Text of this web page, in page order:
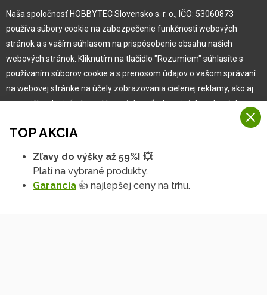
Pre zákazníka
Garancia najlepšej ceny
Užívateľský manuál
Obchodné podmienky
Zákazník & partner
Novinky
TOP AKCIA
Zľavy do výšky až 59%! 💥
Platí na vybrané produkty.
Garancia 👍 najlepšej ceny na trhu.
Naša spoločnosť HOBBYTEC Slovensko s. r. o., IČO: 53060873
používa súbory cookie na zabezpečenie funkčnosti webových
stránok a s vaším súhlasom na prispôsobenie obsahu našich
webových stránok. Kliknutím na tlačidlo "Rozumiem" súhlasíte s
používaním súborov cookie a s prenosom údajov o vašom správaní
na webovej stránke na účely zobrazovania cielenej reklamy, ako aj
na sociálnych sieťach a reklamných sieťach na iných webových
Viac informácií
Na našich webových stránkach používame niekoľko kategórií
Rozumiem